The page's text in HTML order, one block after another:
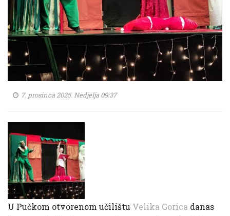
7. prosinca 2025. Nedjelja 09:37
U Pučkom otvorenom učilištu Velika Gorica danas